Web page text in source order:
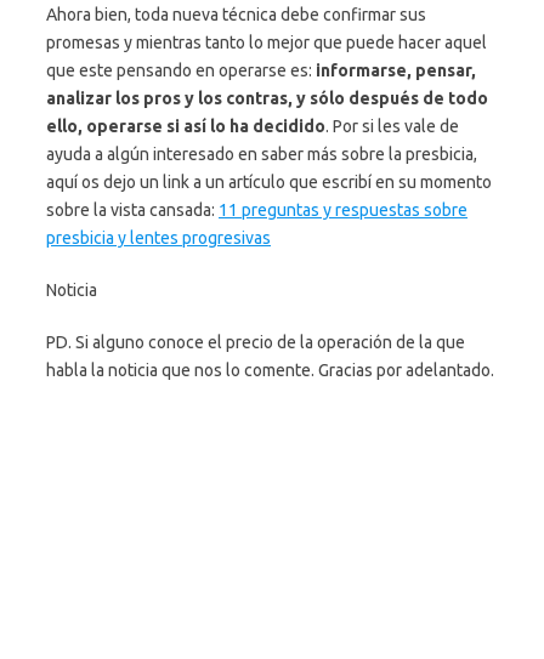
Ahora bien, toda nueva técnica debe confirmar sus
promesas y mientras tanto lo mejor que puede hacer aquel
que este pensando en operarse es: informarse, pensar,
analizar los pros y los contras, y sólo después de todo
ello, operarse si así lo ha decidido. Por si les vale de
ayuda a algún interesado en saber más sobre la presbicia,
aquí os dejo un link a un artículo que escribí en su momento
sobre la vista cansada: 11 preguntas y respuestas sobre
presbicia y lentes progresivas
Noticia
PD. Si alguno conoce el precio de la operación de la que
habla la noticia que nos lo comente. Gracias por adelantado.